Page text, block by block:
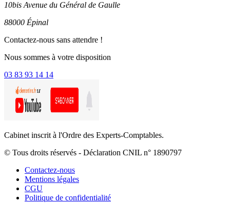
10bis Avenue du Général de Gaulle
88000 Épinal
Contactez-nous sans attendre !
Nous sommes à votre disposition
03 83 93 14 14
Cabinet inscrit à l'Ordre des Experts-Comptables.
© Tous droits réservés - Déclaration CNIL n° 1890797
Contactez-nous
Mentions légales
CGU
Politique de confidentialité